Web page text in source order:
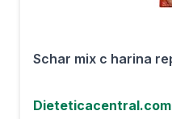
Schar mix c harina
Dieteticacentral.com